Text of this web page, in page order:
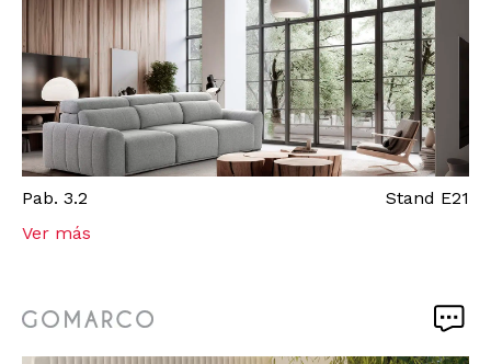
Pab. 3.2 Stand E21
Ver más